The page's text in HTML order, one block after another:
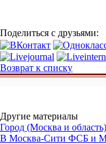
Поделиться с друзьями:
Возврат к списку
Другие материалы
Город (Москва и область)
В Москва-Сити ФСБ и